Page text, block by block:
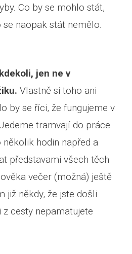
Co by se mohlo stát,
naopak stát nemělo.
jen ne v
Vlastně si toho ani
by se říci, že fungujeme v
tramvají do práce
hodin napřed a
představami všech těch
večer (možná) ještě
již někdy, že jste došli
z cesty nepamatujete